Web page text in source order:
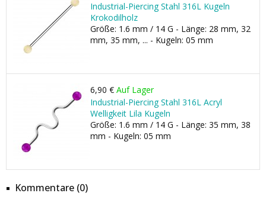
Industrial-Piercing Stahl 316L Kugeln
Krokodilholz
Größe: 1.6 mm / 14 G - Länge: 28 mm, 32
mm, 35 mm, ... - Kugeln: 05 mm
6,90 € Auf Lager
Industrial-Piercing Stahl 316L Acryl
Welligkeit Lila Kugeln
Größe: 1.6 mm / 14 G - Länge: 35 mm, 38
mm - Kugeln: 05 mm
Kommentare (0)